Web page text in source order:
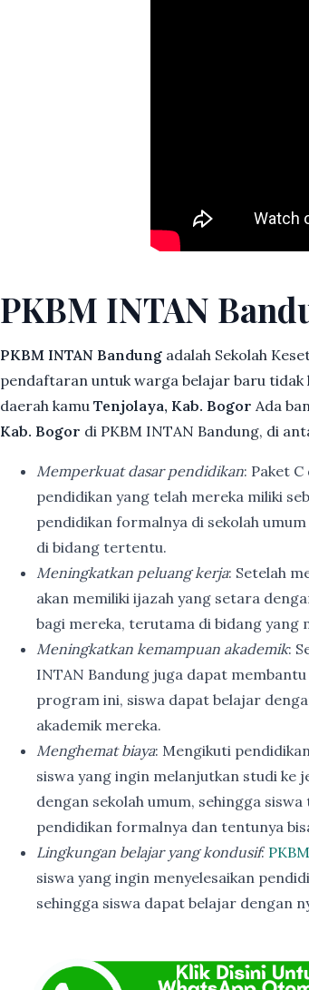
PKBM INTAN
PKBM INTAN Bandung adalah Sekolah
pendaftaran untuk warga belajar baru tidak
daerah kamu Tenjolaya, Kab. Bogor Ada
Kab. Bogor di PKBM INTAN Bandung, di
Memperkuat dasar pendidikan: Paket
pendidikan yang telah mereka miliki
pendidikan formalnya di sekolah
di bidang tertentu.
Meningkatkan peluang kerja: Setelah
akan memiliki ijazah yang setara
bagi mereka, terutama di bidang yang
Meningkatkan kemampuan akademik:
INTAN Bandung juga dapat
program ini, siswa dapat belajar
akademik mereka.
Menghemat biaya: Mengikuti
siswa yang ingin melanjutkan studi ke
dengan sekolah umum, sehingga
pendidikan formalnya dan tentunya
Lingkungan belajar yang kondusif:
siswa yang ingin menyelesaikan
sehingga siswa dapat belajar dengan